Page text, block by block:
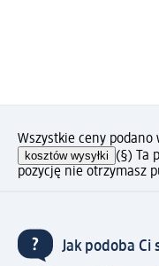
Wszystkie ceny podano
kosztów wysyłki (§) Ta
pozycję nie otrzymasz
Jak podoba Ci